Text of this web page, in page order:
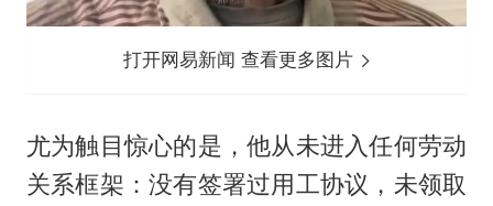
打开网易新闻 查看更多图片
尤为触目惊心的是，他从未进入任何劳动
关系框架：没有签署过用工协议，未领取